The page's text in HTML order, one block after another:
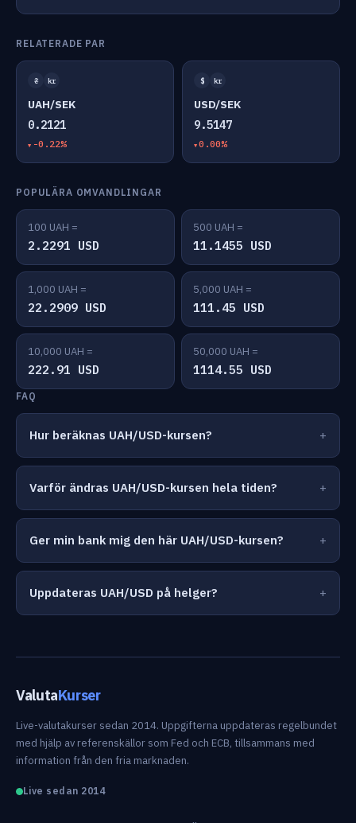
RELATERADE PAR
₴ kr
UAH/SEK
0.2121
-0.22%
$ kr
USD/SEK
9.5147
0.00%
POPULÄRA OMVANDLINGAR
100 UAH =
2.2291 USD
500 UAH =
11.1455 USD
1,000 UAH =
22.2909 USD
5,000 UAH =
111.45 USD
10,000 UAH =
222.91 USD
50,000 UAH =
1114.55 USD
FAQ
Hur beräknas UAH/USD-kursen?
Varför ändras UAH/USD-kursen hela tiden?
Ger min bank mig den här UAH/USD-kursen?
Uppdateras UAH/USD på helger?
ValutaKurser
Live-valutakurser sedan 2014. Uppgifterna uppdateras regelbundet
med hjälp av referenskällor som Fed och ECB, tillsammans med
information från den fria marknaden.
Live sedan 2014